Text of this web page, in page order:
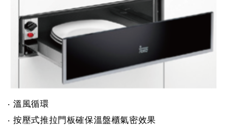
‧ 溫風循環
‧ 按壓式推拉門板確保溫盤櫃氣密效果